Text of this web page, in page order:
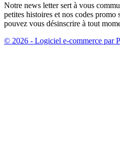
Notre news letter sert à vous
petites histoires et nos codes promo
pouvez vous désinscrire à tout
© 2026 - Logiciel e-commerce par